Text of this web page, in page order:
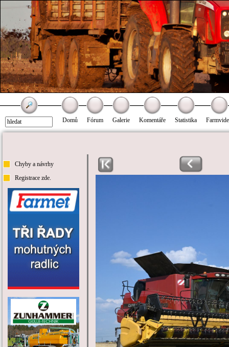
Domů Fórum Galerie Komentáře Statistika
Chyby a návrhy
Registrace zde.